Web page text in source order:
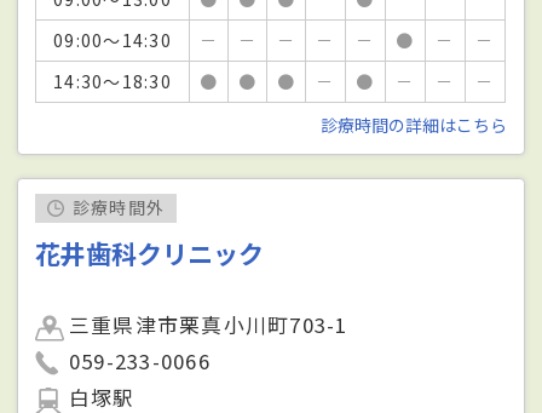
09:00～14:30
－ － － － － ● －
－
14:30～18:30
● ● ● － ● － －
－
診療時間の詳細はこちら
診療時間外
花井歯科クリニック
三重県津市栗真小川町703-1
059-233-0066
白塚駅